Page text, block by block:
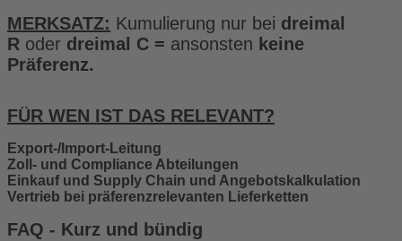
MERKSATZ: Kumulierung nur bei dreimal
R oder dreimal C = ansonsten keine
Präferenz.
FÜR WEN IST DAS RELEVANT?
Export-/Import-Leitung
Zoll- und Compliance Abteilungen
Einkauf und Supply Chain und Angebotskalkulation
Vertrieb bei präferenzrelevanten Lieferketten
FAQ - Kurz und bündig